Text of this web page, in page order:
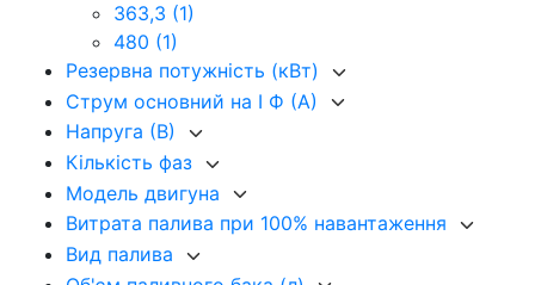
363,3 (1)
480 (1)
Резервна потужність (кВт)
Струм основний на I Ф (А)
Напруга (В)
Кількість фаз
Модель двигуна
Витрата палива при 100% навантаження
Вид палива